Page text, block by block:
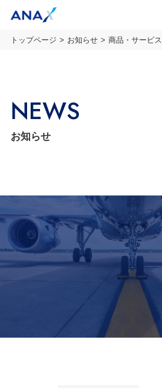
トップページ お知らせ 商品・サービス
NEWS
お知らせ